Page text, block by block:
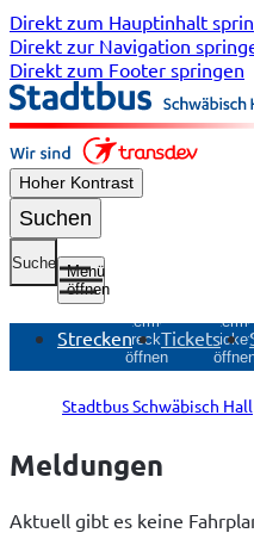
Direkt zum Hauptinhalt
Direkt zur Navigation
Direkt zum Footer springen
Hoher Kontrast
Suchen
Suche
Menü
öffnen
Strecken
Untermenü
Strecken
öffnen
Tickets
Stadtbus Schwäbisch Hall
Meldungen
Aktuell gibt es keine